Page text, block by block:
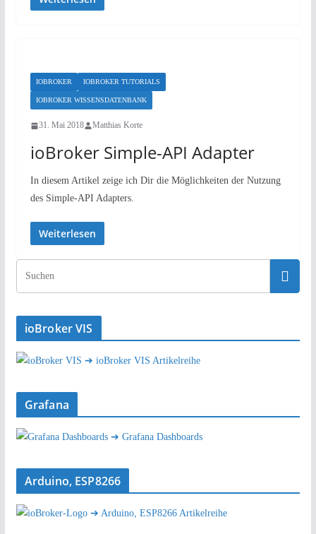
IOBROKER IOBROKER TUTORIALS
IOBROKER WISSENSDATENBANK
31. Mai 2018 Matthias Korte
ioBroker Simple-API Adapter
In diesem Artikel zeige ich Dir die Möglichkeiten der Nutzung
des Simple-API Adapters.
Weiterlesen
ioBroker VIS
➔ ioBroker VIS Artikelreihe
Grafana
➔ Grafana Dashboards
Arduino, ESP8266
➔ Arduino, ESP8266 Artikelreihe